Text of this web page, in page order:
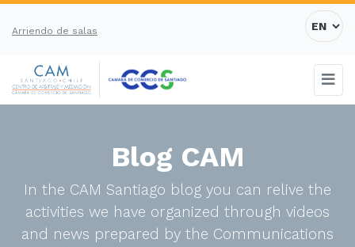
Arriendo de salas
Blog CAM
In the CAM Santiago blog you can relive the
activities we have organized through videos
and news prepared by the Communications